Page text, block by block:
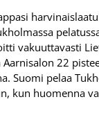
vakuuttavasti
Aarnisalon 22
Suomi pelaa
kun huomenna